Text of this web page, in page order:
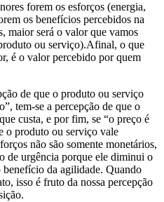
forem os esforços (energia,
os benefícios percebidos na
maior será o valor que vamos
ou serviço).Afinal, o que
é o valor percebido por quem
de que o produto ou serviço
tem-se a percepção de que o
custa, e por fim, se “o preço é
o produto ou serviço vale
não são somente monetários,
de urgência porque ele diminui o
benefício da agilidade. Quando
isso é fruto da nossa percepção